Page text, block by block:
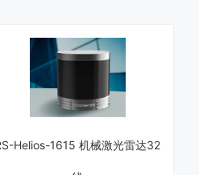
RS-Helios-1615 机械激光雷达32
线